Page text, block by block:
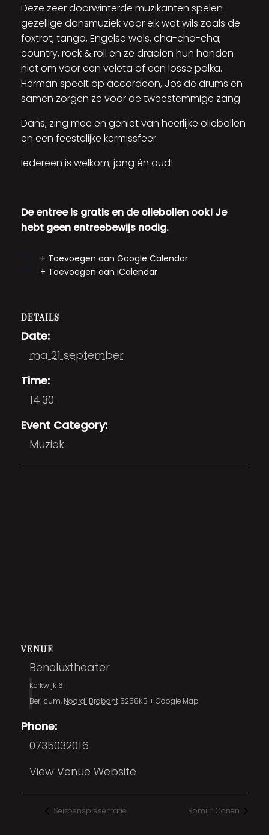
Deze zeer doorwinterde muzikanten spelen
gezellige dansmuziek voor elk wat wils zoals de
foxtrot, tango, Engelse wals, cha-cha-cha,
country, rock & roll en ze draaien hun handen
niet om voor een veleta of een losse polka.
Herman speelt op accordeon, Jos de drums en
samen zorgen ze voor de tweestemmige zang.
Dans, zing mee en geniet van heerlijke oliebollen
en een feestelijke kermissfeer.
Iedereen is welkom; jong én oud!
De entree is gratis en de oliebollen ook! Je
hebt geen entreebewijs nodig.
+ Toevoegen aan Google Calendar
+ Toevoegen aan iCalendar
DETAILS
Date:
ma 21 september
Time:
14:30
Event Category:
Muziek
VENUE
Beneluxtheater
Kerkwijk 61
Berlicum, Noord-Brabant 5258KB + Google Map
Phone:
0735032016
View Venue Website
Seizoenspresentatie Romijn Conen